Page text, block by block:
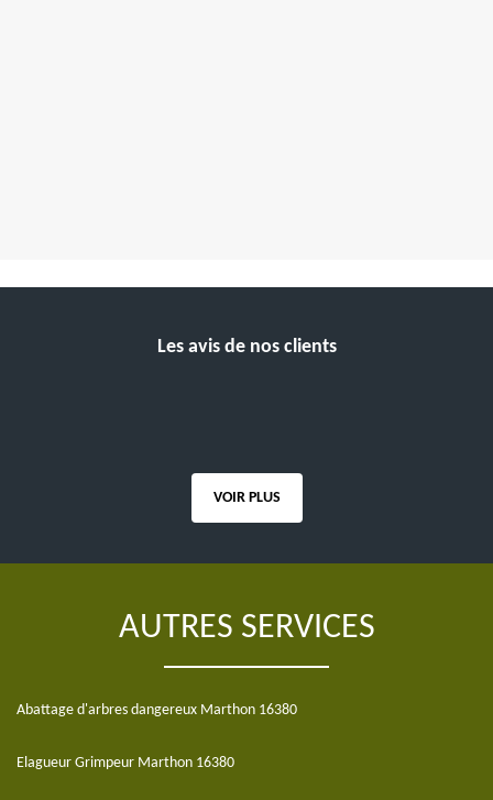
Les avis de nos clients
VOIR PLUS
AUTRES SERVICES
Abattage d'arbres dangereux Marthon 16380
Elagueur Grimpeur Marthon 16380